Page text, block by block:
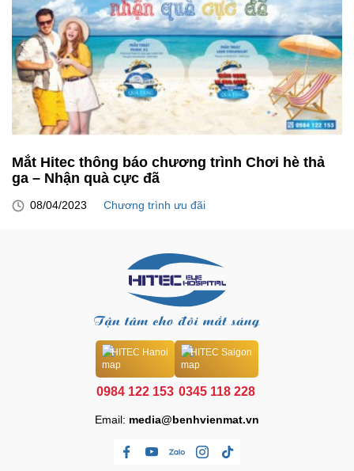
Mắt Hitec thông báo chương trình Chơi hè thả
ga – Nhận quà cực đã
08/04/2023 Chương trình ưu đãi
HITEC Hanoi
0984 122 153
HITEC Saigon
0345 118 228
Email: media@benhvienmat.vn